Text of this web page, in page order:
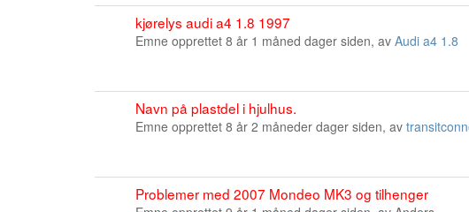
kjørelys audi a4 1.8 1997
Emne opprettet 8 år 1 måned dager siden, av Audi a4 1.8
Navn på plastdel i hjulhus.
Emne opprettet 8 år 2 måneder dager siden, av
Problemer med 2007 Mondeo MK3 og tilhenger